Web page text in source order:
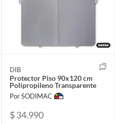
DIB
Protector Piso 90x120 cm
Polipropileno Transparente
Por SODIMAC
$ 34.990